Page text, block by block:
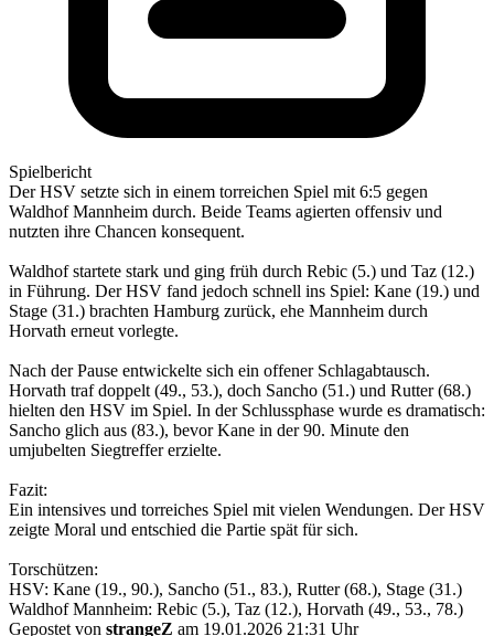
Spielbericht
Der HSV setzte sich in einem torreichen Spiel mit 6:5 gegen
Waldhof Mannheim durch. Beide Teams agierten offensiv und
nutzten ihre Chancen konsequent.
Waldhof startete stark und ging früh durch Rebic (5.) und Taz (12.)
in Führung. Der HSV fand jedoch schnell ins Spiel: Kane (19.) und
Stage (31.) brachten Hamburg zurück, ehe Mannheim durch
Horvath erneut vorlegte.
Nach der Pause entwickelte sich ein offener Schlagabtausch.
Horvath traf doppelt (49., 53.), doch Sancho (51.) und Rutter (68.)
hielten den HSV im Spiel. In der Schlussphase wurde es dramatisch:
Sancho glich aus (83.), bevor Kane in der 90. Minute den
umjubelten Siegtreffer erzielte.
Fazit:
Ein intensives und torreiches Spiel mit vielen Wendungen. Der HSV
zeigte Moral und entschied die Partie spät für sich.
Torschützen:
HSV: Kane (19., 90.), Sancho (51., 83.), Rutter (68.), Stage (31.)
Waldhof Mannheim: Rebic (5.), Taz (12.), Horvath (49., 53., 78.)
Gepostet von strangeZ am 19.01.2026 21:31 Uhr